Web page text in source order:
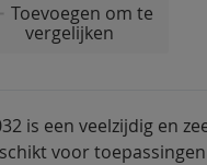
Toevoegen om te
vergelijken
is een veelzijdig en
voor